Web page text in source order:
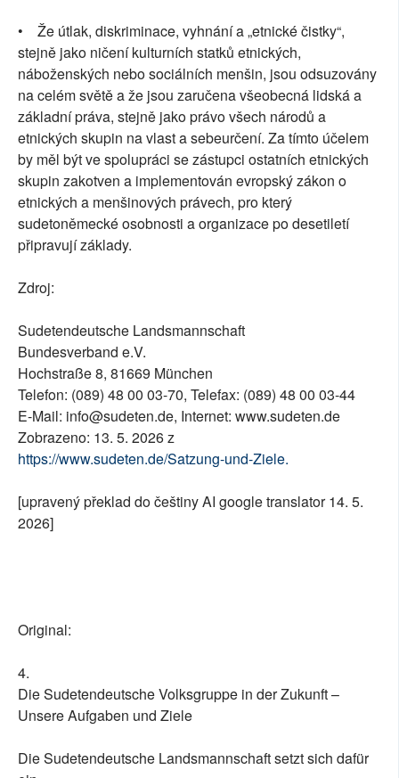
• Že útlak, diskriminace, vyhnání a „etnické čistky“,
stejně jako ničení kulturních statků etnických,
náboženských nebo sociálních menšin, jsou odsuzovány
na celém světě a že jsou zaručena všeobecná lidská a
základní práva, stejně jako právo všech národů a
etnických skupin na vlast a sebeurčení. Za tímto účelem
by měl být ve spolupráci se zástupci ostatních etnických
skupin zakotven a implementován evropský zákon o
etnických a menšinových právech, pro který
sudetoněmecké osobnosti a organizace po desetiletí
připravují základy.
Zdroj:
Sudetendeutsche Landsmannschaft
Bundesverband e.V.
Hochstraße 8, 81669 München
Telefon: (089) 48 00 03-70, Telefax: (089) 48 00 03-44
E-Mail: info@sudeten.de, Internet: www.sudeten.de
Zobrazeno: 13. 5. 2026 z
https://www.sudeten.de/Satzung-und-Ziele.
[upravený překlad do češtiny AI google translator 14. 5.
2026]
Original:
4.
Die Sudetendeutsche Volksgruppe in der Zukunft –
Unsere Aufgaben und Ziele
Die Sudetendeutsche Landsmannschaft setzt sich dafür